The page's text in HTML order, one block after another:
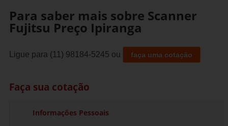
Para saber mais sobre Scanner
Fujitsu Preço Ipiranga
Ligue para (11) 98184-5245 ou faça uma cotação
Faça sua cotação
Informações Pessoais